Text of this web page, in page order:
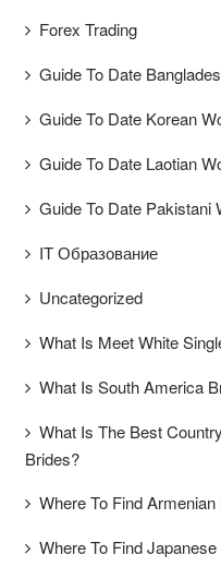
Forex Trading
Guide To Date
Guide To Date Korean
Guide To Date Laotian
Guide To Date Pakistani
IT Образование
Uncategorized
What Is Meet White
What Is South America
What Is The Best
Brides?
Where To Find Armenian
Where To Find Japanese